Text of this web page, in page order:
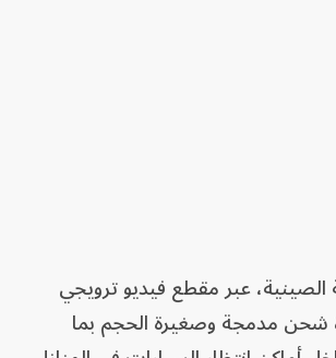
عبر مقطع فيديو ترويجي
مدمجة وصغيرة الحجم بما